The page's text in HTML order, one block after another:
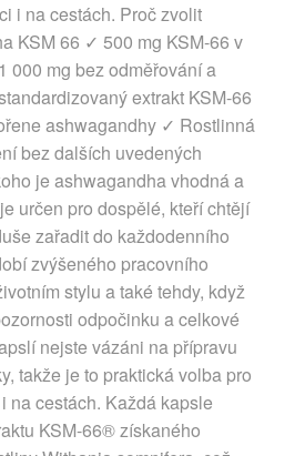
i na cestách. Proč zvolit
KSM 66 ✓ 500 mg KSM-66 v
000 mg bez odměřování a
extrakt KSM-66
ashwagandhy ✓ Rostlinná
bez dalších uvedených
je ashwagandha vhodná a
určen pro dospělé, kteří chtějí
zařadit do každodenního
zvýšeného pracovního
stylu a také tehdy, když
odpočinku a celkové
nejste vázáni na přípravu
takže je to praktická volba pro
na cestách. Každá kapsle
KSM-66® získaného